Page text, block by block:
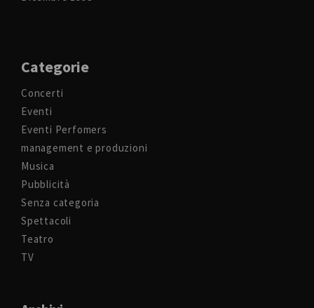
Categorie
Concerti
Eventi
Eventi Perfomers
management e produzioni
Musica
Pubblicità
Senza categoria
Spettacoli
Teatro
TV